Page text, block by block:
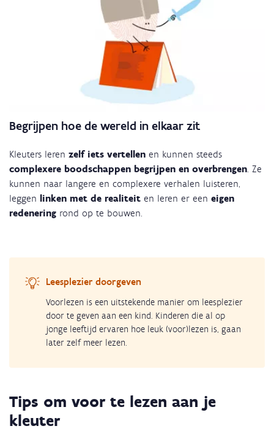
Begrijpen hoe de wereld in elkaar zit
Kleuters leren zelf iets vertellen en kunnen steeds
complexere boodschappen begrijpen en overbrengen. Ze
kunnen naar langere en complexere verhalen luisteren,
leggen linken met de realiteit en leren er een eigen
redenering rond op te bouwen.
Leesplezier doorgeven
Voorlezen is een uitstekende manier om leesplezier
door te geven aan een kind. Kinderen die al op
jonge leeftijd ervaren hoe leuk (voor)lezen is, gaan
later zelf meer lezen.
Tips om voor te lezen aan je
kleuter